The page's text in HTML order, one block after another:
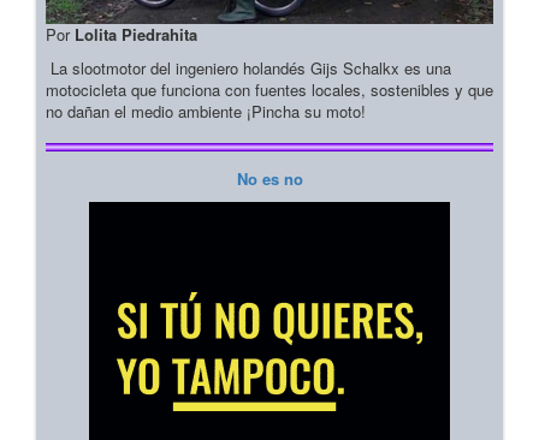
Por Lolita Piedrahita
La slootmotor del ingeniero holandés Gijs Schalkx es una
motocicleta que funciona con fuentes locales, sostenibles y que
no dañan el medio ambiente ¡Pincha su moto!
No es no